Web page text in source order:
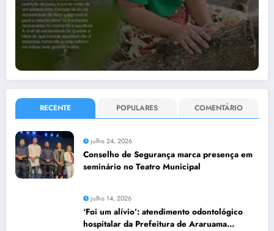
RECENTE POPULARES COMENTÁRIO
julho 24, 2026
Conselho de Segurança marca presença em
seminário no Teatro Municipal
julho 14, 2026
‘Foi um alívio’: atendimento odontológico
hospitalar da Prefeitura de Araruama